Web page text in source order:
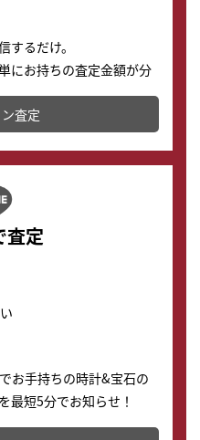
するだけ。
にお持ちの査定金額が分
査定
査定
お手持ちの時計&宝石の
短5分でお知らせ！
知ることが出来ます。